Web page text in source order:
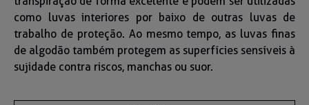
como luvas interiores por baixo de outras luvas de
trabalho de proteção. Ao mesmo tempo, as luvas finas
de algodão também protegem as superfícies sensíveis à
sujidade contra riscos, manchas ou suor.